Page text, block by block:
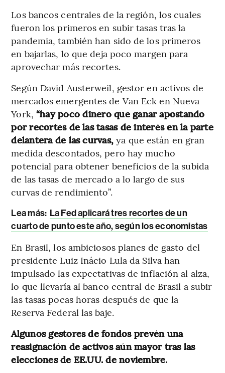
Los bancos centrales de la región, los cuales
fueron los primeros en subir tasas tras la
pandemia, también han sido de los primeros
en bajarlas, lo que deja poco margen para
aprovechar más recortes.
Según David Austerweil, gestor en activos de
mercados emergentes de Van Eck en Nueva
York, “hay poco dinero que ganar apostando
por recortes de las tasas de interés en la parte
delantera de las curvas, ya que están en gran
medida descontados, pero hay mucho
potencial para obtener beneficios de la subida
de las tasas de mercado a lo largo de sus
curvas de rendimiento”.
Lea más: La Fed aplicará tres recortes de un
cuarto de punto este año, según los economistas
En Brasil, los ambiciosos planes de gasto del
presidente Luiz Inácio Lula da Silva han
impulsado las expectativas de inflación al alza,
lo que llevaría al banco central de Brasil a subir
las tasas pocas horas después de que la
Reserva Federal las baje.
Algunos gestores de fondos prevén una
reasignación de activos aún mayor tras las
elecciones de EE.UU. de noviembre.